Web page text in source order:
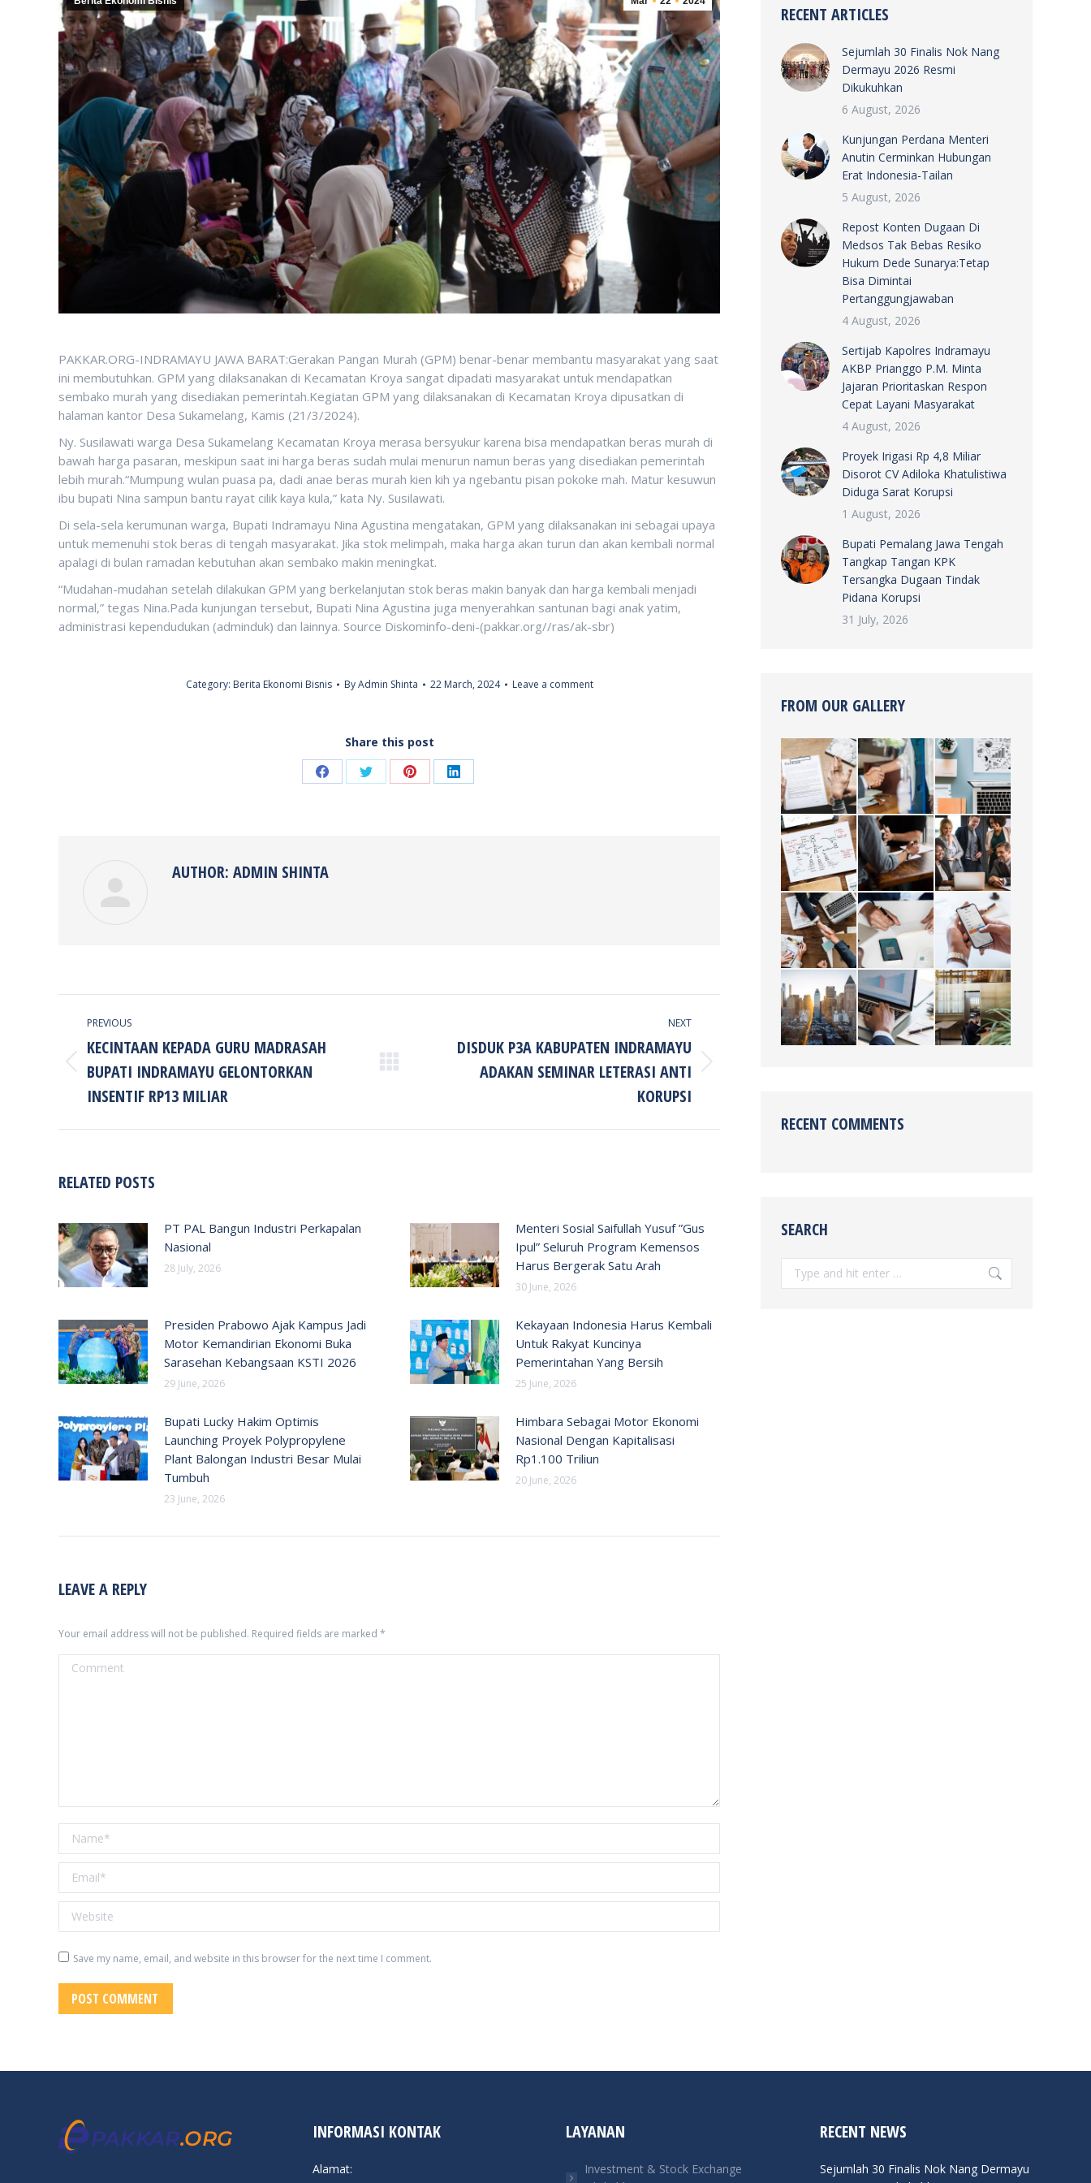
PAKKAR.ORG-INDRAMAYU JAWA BARAT:Gerakan Pangan Murah (GPM) benar-benar membantu masyarakat yang saat
ini membutuhkan. GPM yang dilaksanakan di Kecamatan Kroya sangat dipadati masyarakat untuk mendapatkan
sembako murah yang disediakan pemerintah.Kegiatan GPM yang dilaksanakan di Kecamatan Kroya dipusatkan di
halaman kantor Desa Sukamelang, Kamis (21/3/2024).
Ny. Susilawati warga Desa Sukamelang Kecamatan Kroya merasa bersyukur karena bisa mendapatkan beras murah di
bawah harga pasaran, meskipun saat ini harga beras sudah mulai menurun namun beras yang disediakan pemerintah
lebih murah.“Mumpung wulan puasa pa, dadi anae beras murah kien kih ya ngebantu pisan pokoke mah. Matur kesuwun
ibu bupati Nina sampun bantu rayat cilik kaya kula,” kata Ny. Susilawati.
Di sela-sela kerumunan warga, Bupati Indramayu Nina Agustina mengatakan, GPM yang dilaksanakan ini sebagai upaya
untuk memenuhi stok beras di tengah masyarakat. Jika stok melimpah, maka harga akan turun dan akan kembali normal
apalagi di bulan ramadan kebutuhan akan sembako makin meningkat.
“Mudahan-mudahan setelah dilakukan GPM yang berkelanjutan stok beras makin banyak dan harga kembali menjadi
normal,” tegas Nina.Pada kunjungan tersebut, Bupati Nina Agustina juga menyerahkan santunan bagi anak yatim,
administrasi kependudukan (adminduk) dan lainnya. Source Diskominfo-deni-(pakkar.org//ras/ak-sbr)
Category: Berita Ekonomi Bisnis ByAdmin Shinta 22 March, 2024 Leave a comment
Share this post
Share Share Share Share
AUTHOR: ADMIN SHINTA
NAVIGATION
PREVIOUS
Previous
post:
KECINTAAN KEPADA GURU MADRASAH
BUPATI INDRAMAYU GELONTORKAN
INSENTIF RP13 MILIAR
NEXT
DISDUK P3A KABUPATEN INDRAMAYU
ADAKAN SEMINAR LETERASI ANTI
KORUPSI
RELATED POSTS
PT PAL Bangun Industri Perkapalan
Nasional
28 July, 2026
Menteri Sosial Saifullah Yusuf ”Gus
Ipul” Seluruh Program Kemensos
Harus Bergerak Satu Arah
30 June, 2026
Presiden Prabowo Ajak Kampus Jadi
Motor Kemandirian Ekonomi Buka
Sarasehan Kebangsaan KSTI 2026
29 June, 2026
Kekayaan Indonesia Harus Kembali
Untuk Rakyat Kuncinya
Pemerintahan Yang Bersih
25 June, 2026
Bupati Lucky Hakim Optimis
Launching Proyek Polypropylene
Plant Balongan Industri Besar Mulai
Tumbuh
23 June, 2026
Himbara Sebagai Motor Ekonomi
Nasional Dengan Kapitalisasi
Rp1.100 Triliun
20 June, 2026
LEAVE A REPLY
Your email address will not be published. Required fields are marked *
Comment
Name *
Email *
Website
Save my name, email, and website in this browser for the next time I comment.
POST COMMENT
RECENT ARTICLES
Sejumlah 30 Finalis Nok Nang
Dermayu 2026 Resmi
Dikukuhkan
6 August, 2026
Kunjungan Perdana Menteri
Anutin Cerminkan Hubungan
Erat Indonesia-Tailan
5 August, 2026
Repost Konten Dugaan Di
Medsos Tak Bebas Resiko
Hukum Dede Sunarya:Tetap
Bisa Dimintai
Pertanggungjawaban
4 August, 2026
Sertijab Kapolres Indramayu
AKBP Prianggo P.M. Minta
Jajaran Prioritaskan Respon
Cepat Layani Masyarakat
4 August, 2026
Proyek Irigasi Rp 4,8 Miliar
Disorot CV Adiloka Khatulistiwa
Diduga Sarat Korupsi
1 August, 2026
Bupati Pemalang Jawa Tengah
Tangkap Tangan KPK
Tersangka Dugaan Tindak
Pidana Korupsi
31 July, 2026
FROM OUR GALLERY
RECENT COMMENTS
SEARCH
Search:
INFORMASI KONTAK
Alamat:
LAYANAN
Investment & Stock Exchange
RECENT NEWS
Sejumlah 30 Finalis Nok Nang Dermayu